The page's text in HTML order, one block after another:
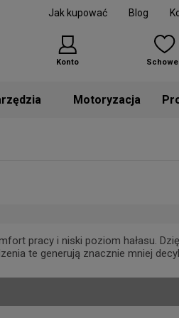
Jak kupować Blog
Konto
Motoryzacja
pracy i niski poziom hałasu.
te generują znacznie mniej